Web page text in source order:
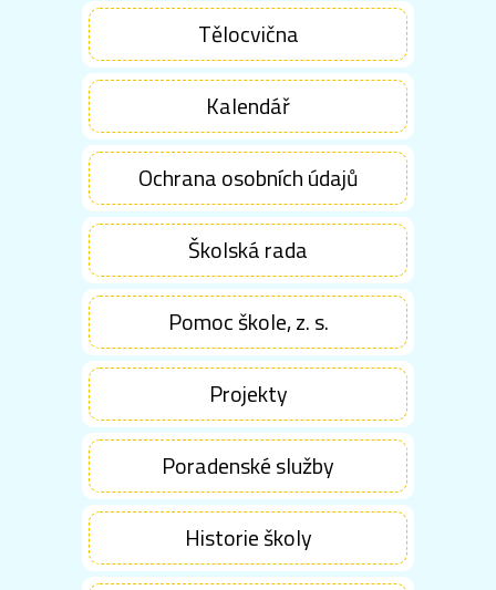
Tělocvična
Kalendář
Ochrana osobních údajů
Školská rada
Pomoc škole, z. s.
Projekty
Poradenské služby
Historie školy